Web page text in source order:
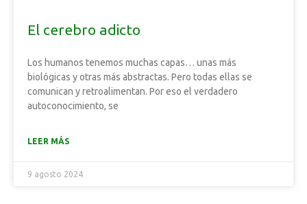
El cerebro adicto
Los humanos tenemos muchas capas… unas más
biológicas y otras más abstractas. Pero todas ellas se
comunican y retroalimentan. Por eso el verdadero
autoconocimiento, se
LEER MÁS
9 agosto 2024